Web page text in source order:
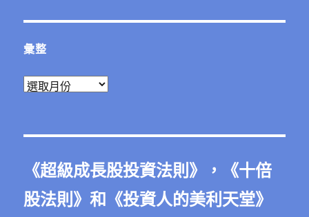
彙整
彙
《超級成長股投資法則》，《十倍
股法則》和《投資人的美利天堂》